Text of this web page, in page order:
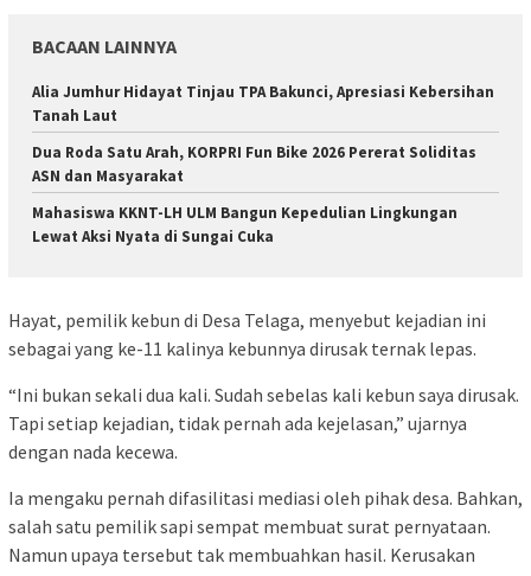
BACAAN LAINNYA
Alia Jumhur Hidayat Tinjau TPA Bakunci, Apresiasi Kebersihan
Tanah Laut
Dua Roda Satu Arah, KORPRI Fun Bike 2026 Pererat Soliditas
ASN dan Masyarakat
Mahasiswa KKNT-LH ULM Bangun Kepedulian Lingkungan
Lewat Aksi Nyata di Sungai Cuka
Hayat, pemilik kebun di Desa Telaga, menyebut kejadian ini
sebagai yang ke-11 kalinya kebunnya dirusak ternak lepas.
“Ini bukan sekali dua kali. Sudah sebelas kali kebun saya dirusak.
Tapi setiap kejadian, tidak pernah ada kejelasan,” ujarnya
dengan nada kecewa.
Ia mengaku pernah difasilitasi mediasi oleh pihak desa. Bahkan,
salah satu pemilik sapi sempat membuat surat pernyataan.
Namun upaya tersebut tak membuahkan hasil. Kerusakan